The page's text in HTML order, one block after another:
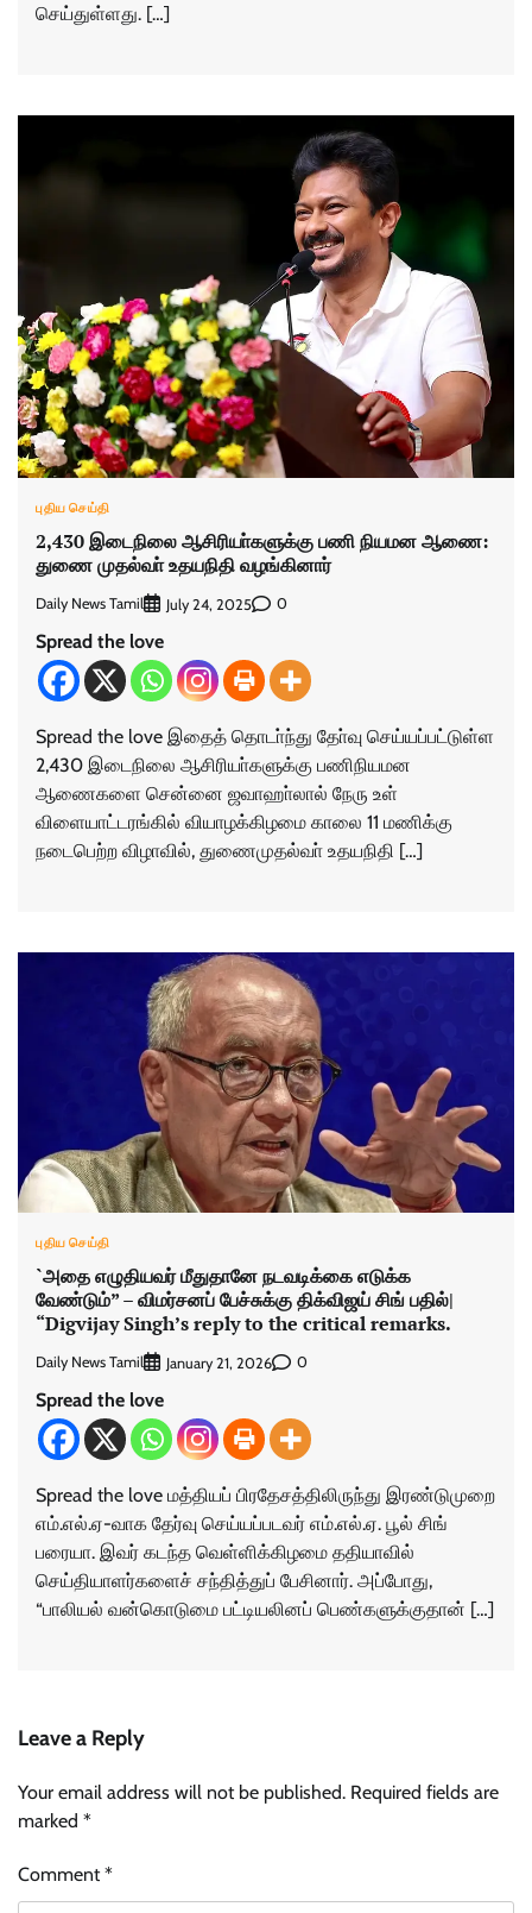
செய்துள்ளது. […]
புதிய செய்தி
2,430 இடைநிலை ஆசிரியா்களுக்கு பணி நியமன ஆணை:
துணை முதல்வா் உதயநிதி வழங்கினார்
Daily News Tamil July 24, 2025 0
Spread the love
Spread the love இதைத் தொடா்ந்து தோ்வு செய்யப்பட்டுள்ள
2,430 இடைநிலை ஆசிரியா்களுக்கு பணிநியமன
ஆணைகளை சென்னை ஜவாஹா்லால் நேரு உள்
விளையாட்டரங்கில் வியாழக்கிழமை காலை 11 மணிக்கு
நடைபெற்ற விழாவில், துணைமுதல்வா் உதயநிதி […]
புதிய செய்தி
`அதை எழுதியவர் மீதுதானே நடவடிக்கை எடுக்க
வேண்டும்” – விமர்சனப் பேச்சுக்கு திக்விஜய் சிங் பதில்|
“Digvijay Singh’s reply to the critical remarks.
Daily News Tamil January 21, 2026 0
Spread the love
Spread the love மத்தியப் பிரதேசத்திலிருந்து இரண்டுமுறை
எம்.எல்.ஏ-வாக தேர்வு செய்யப்படவர் எம்.எல்.ஏ. பூல் சிங்
பரையா. இவர் கடந்த வெள்ளிக்கிழமை ததியாவில்
செய்தியாளர்களைச் சந்தித்துப் பேசினார். அப்போது,
“பாலியல் வன்கொடுமை பட்டியலினப் பெண்களுக்குதான் […]
Leave a Reply
Your email address will not be published. Required fields are
marked *
Comment*